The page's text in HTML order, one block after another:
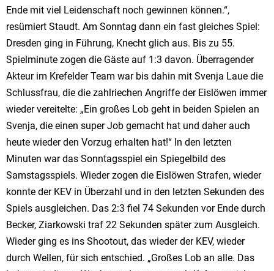
Ende mit viel Leidenschaft noch gewinnen können.“,
resümiert Staudt. Am Sonntag dann ein fast gleiches Spiel:
Dresden ging in Führung, Knecht glich aus. Bis zu 55.
Spielminute zogen die Gäste auf 1:3 davon. Überragender
Akteur im Krefelder Team war bis dahin mit Svenja Laue die
Schlussfrau, die die zahlriechen Angriffe der Eislöwen immer
wieder vereitelte: „Ein großes Lob geht in beiden Spielen an
Svenja, die einen super Job gemacht hat und daher auch
heute wieder den Vorzug erhalten hat!“ In den letzten
Minuten war das Sonntagsspiel ein Spiegelbild des
Samstagsspiels. Wieder zogen die Eislöwen Strafen, wieder
konnte der KEV in Überzahl und in den letzten Sekunden des
Spiels ausgleichen. Das 2:3 fiel 74 Sekunden vor Ende durch
Becker, Ziarkowski traf 22 Sekunden später zum Ausgleich.
Wieder ging es ins Shootout, das wieder der KEV, wieder
durch Wellen, für sich entschied. „Großes Lob an alle. Das